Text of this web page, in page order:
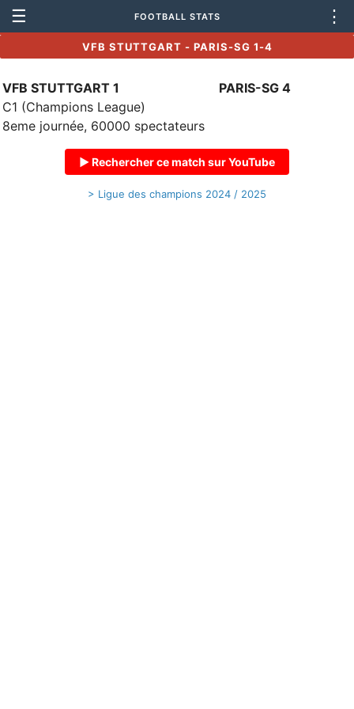
☰ FOOTBALL STATS ⋮
VFB STUTTGART - PARIS-SG 1-4
VFB STUTTGART 1
PARIS-SG 4
C1 (Champions League)
8eme journée, 60000 spectateurs
▶ Rechercher ce match sur YouTube
> Ligue des champions 2024 / 2025